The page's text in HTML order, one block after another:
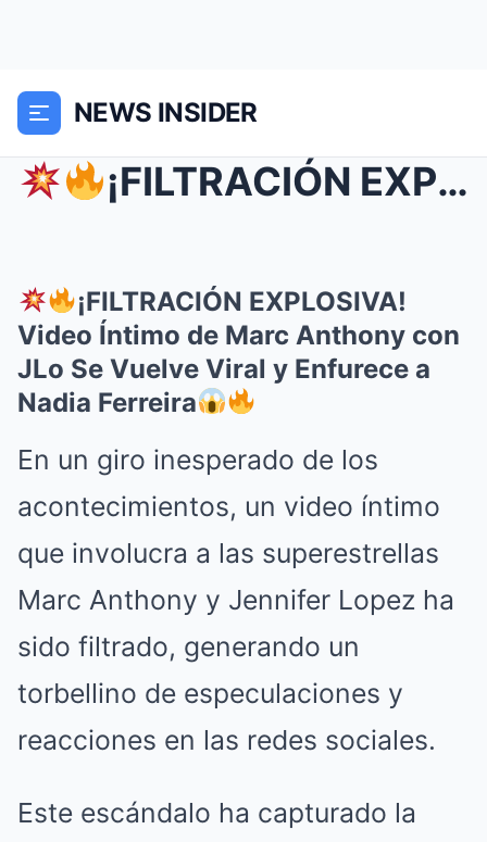
NEWS INSIDER
¡FILTRACIÓN EXPLOSIVA! Video Íntimo de Marc Anth...
¡FILTRACIÓN EXPLOSIVA!
Video Íntimo de Marc Anthony con
JLo Se Vuelve Viral y Enfurece a
Nadia Ferreira
En un giro inesperado de los
acontecimientos, un video íntimo
que involucra a las superestrellas
Marc Anthony y Jennifer Lopez ha
sido filtrado, generando un
torbellino de especulaciones y
reacciones en las redes sociales.
Este escándalo ha capturado la